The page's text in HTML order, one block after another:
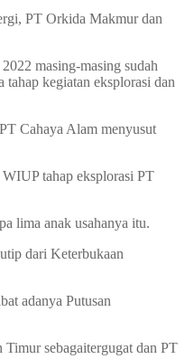
PT Orkida Makmur dan
masing-masing sudah
kegiatan eksplorasi dan
Cahaya Alam menyusut
tahap eksplorasi PT
lima anak usahanya itu.
dari Keterbukaan
adanya Putusan
sebagaitergugat dan PT